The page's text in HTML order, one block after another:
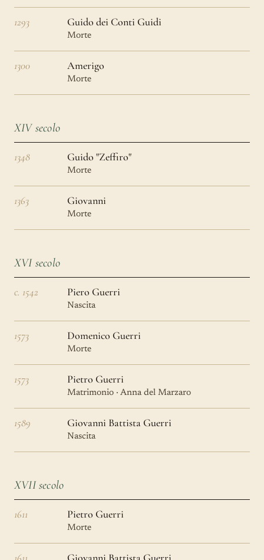
1293 Guido dei Conti Guidi
Morte
1300 Amerigo
Morte
XIV secolo
1348 Guido "Zeffiro"
Morte
1363 Giovanni
Morte
XVI secolo
c. 1542 Piero Guerri
Nascita
1573 Domenico Guerri
Morte
1573 Pietro Guerri
Matrimonio · Anna del Marzaro
1589 Giovanni Battista Guerri
Nascita
XVII secolo
1611 Pietro Guerri
Morte